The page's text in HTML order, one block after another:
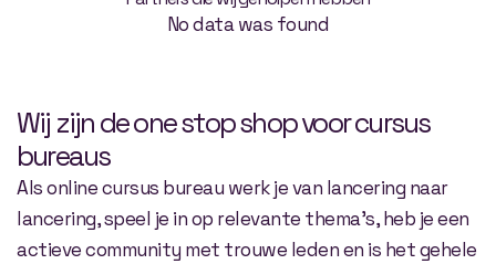
No data was found
Als online cursus bureau werk je van lancering naar
lancering, speel je in op relevante thema’s, heb je een
actieve community met trouwe leden en is het gehele
Wij zijn de one stop shop voor cursus
bureaus